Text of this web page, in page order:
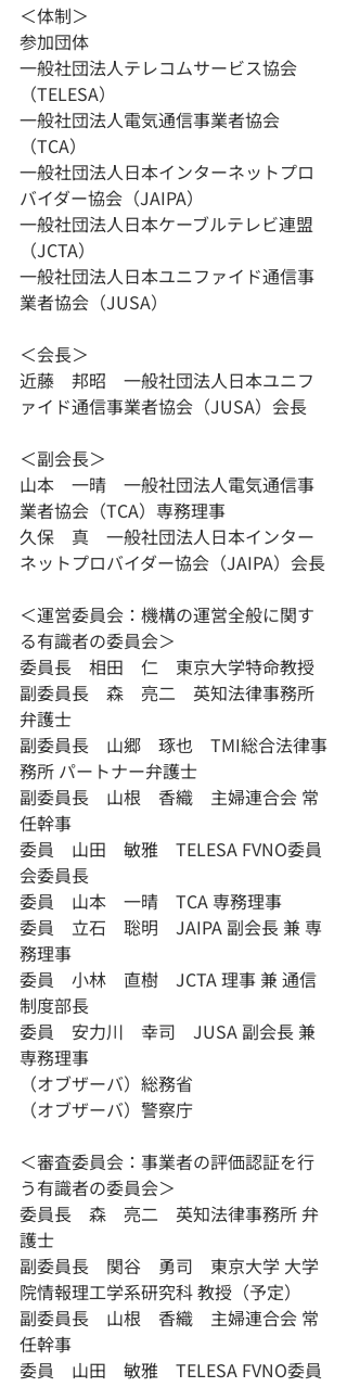
＜体制＞
参加団体
一般社団法人テレコムサービス協会
（TELESA）
一般社団法人電気通信事業者協会
（TCA）
一般社団法人日本インターネットプロ
バイダー協会（JAIPA）
一般社団法人日本ケーブルテレビ連盟
（JCTA）
一般社団法人日本ユニファイド通信事
業者協会（JUSA）
＜会長＞
近藤　邦昭　一般社団法人日本ユニフ
ァイド通信事業者協会（JUSA）会長
＜副会長＞
山本　一晴　一般社団法人電気通信事
業者協会（TCA）専務理事
久保　真　一般社団法人日本インター
ネットプロバイダー協会（JAIPA）会長
＜運営委員会：機構の運営全般に関す
る有識者の委員会＞
委員長　相田　仁　東京大学特命教授
副委員長　森　亮二　英知法律事務所
弁護士
副委員長　山郷　琢也　TMI総合法律事
務所 パートナー弁護士
副委員長　山根　香織　主婦連合会 常
任幹事
委員　山田　敏雅　TELESA FVNO委員
会委員長
委員　山本　一晴　TCA 専務理事
委員　立石　聡明　JAIPA 副会長 兼 専
務理事
委員　小林　直樹　JCTA 理事 兼 通信
制度部長
委員　安力川　幸司　JUSA 副会長 兼
専務理事
（オブザーバ）総務省
（オブザーバ）警察庁
＜審査委員会：事業者の評価認証を行
う有識者の委員会＞
委員長　森　亮二　英知法律事務所 弁
護士
副委員長　関谷　勇司　東京大学 大学
院情報理工学系研究科 教授（予定）
副委員長　山根　香織　主婦連合会 常
任幹事
委員　山田　敏雅　TELESA FVNO委員